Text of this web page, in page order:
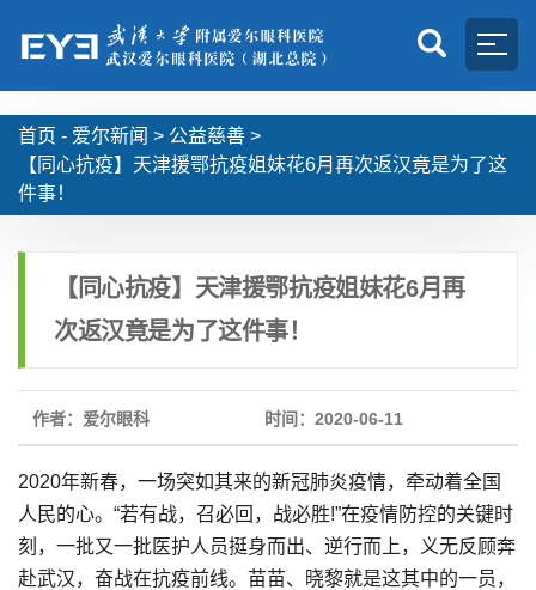
首页 - 爱尔新闻 > 公益慈善 >
【同心抗疫】天津援鄂抗疫姐妹花6月再次返汉竟是为了这
件事！
【同心抗疫】天津援鄂抗疫姐妹花6月再
次返汉竟是为了这件事！
作者：爱尔眼科 时间：2020-06-11
2020年新春，一场突如其来的新冠肺炎疫情，牵动着全国
人民的心。“若有战，召必回，战必胜!”在疫情防控的关键时
刻，一批又一批医护人员挺身而出、逆行而上，义无反顾奔
赴武汉，奋战在抗疫前线。苗苗、晓黎就是这其中的一员，